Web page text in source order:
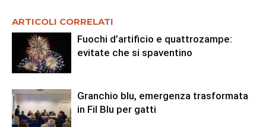
ARTICOLI CORRELATI
Fuochi d’artificio e quattrozampe:
evitate che si spaventino
Granchio blu, emergenza trasformata
in Fil Blu per gatti